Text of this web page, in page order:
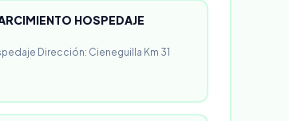
HOSPEDAJE
Dirección: Cieneguilla Km 31